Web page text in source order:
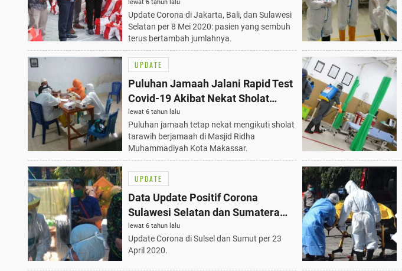
lewat 6 tahun lalu
Update Corona di Jakarta, Bali, dan Sulawesi
Selatan per 8 Mei 2020: pasien yang sembuh
terus bertambah jumlahnya.
UPDATE
Puluhan Jamaah Jalani Rapid Test
Covid-19 Akibat Nekat Sholat
Tarawih
lewat 6 tahun lalu
Puluhan jamaah tetap nekat mengikuti sholat
tarawih berjamaah di Masjid Ridha
Muhammadiyah Kota Makassar.
UPDATE
Data Update Positif Corona
Sulawesi Selatan dan Sumatera
Utara
lewat 6 tahun lalu
Update Corona di Sulsel dan Sumut per 23
April 2020.